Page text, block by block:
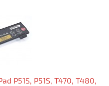
P51S, P51S, T470, T480,